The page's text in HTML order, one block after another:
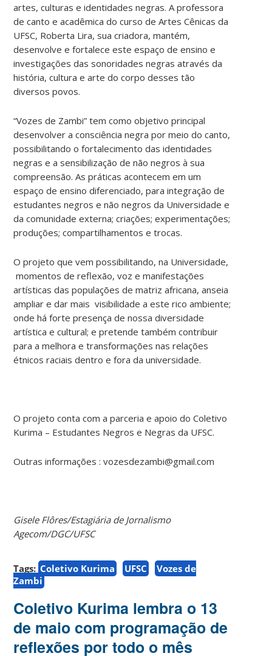
artes, culturas e identidades negras. A professora
de canto e acadêmica do curso de Artes Cênicas da
UFSC, Roberta Lira, sua criadora, mantém,
desenvolve e fortalece este espaço de ensino e
investigações das sonoridades negras através da
história, cultura e arte do corpo desses tão
diversos povos.
“Vozes de Zambi” tem como objetivo principal
desenvolver a consciência negra por meio do canto,
possibilitando o fortalecimento das identidades
negras e a sensibilização de não negros à sua
compreensão. As práticas acontecem em um
espaço de ensino diferenciado, para integração de
estudantes negros e não negros da Universidade e
da comunidade externa; criações; experimentações;
produções; compartilhamentos e trocas.
O projeto que vem possibilitando, na Universidade,
momentos de reflexão, voz e manifestações
artísticas das populações de matriz africana, anseia
ampliar e dar mais visibilidade a este rico ambiente;
onde há forte presença de nossa diversidade
artística e cultural; e pretende também contribuir
para a melhora e transformações nas relações
étnicos raciais dentro e fora da universidade.
O projeto conta com a parceria e apoio do Coletivo
Kurima – Estudantes Negros e Negras da UFSC.
Outras informações : vozesdezambi@gmail.com
Gisele Flôres/Estagiária de Jornalismo
Agecom/DGC/UFSC
Tags: Coletivo Kurima UFSC
Vozes de
Zambi
Coletivo Kurima lembra o 13
de maio com programação de
reflexões por todo o mês